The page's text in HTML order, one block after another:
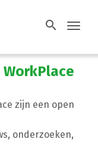
search
zijn een open
onderzoeken,